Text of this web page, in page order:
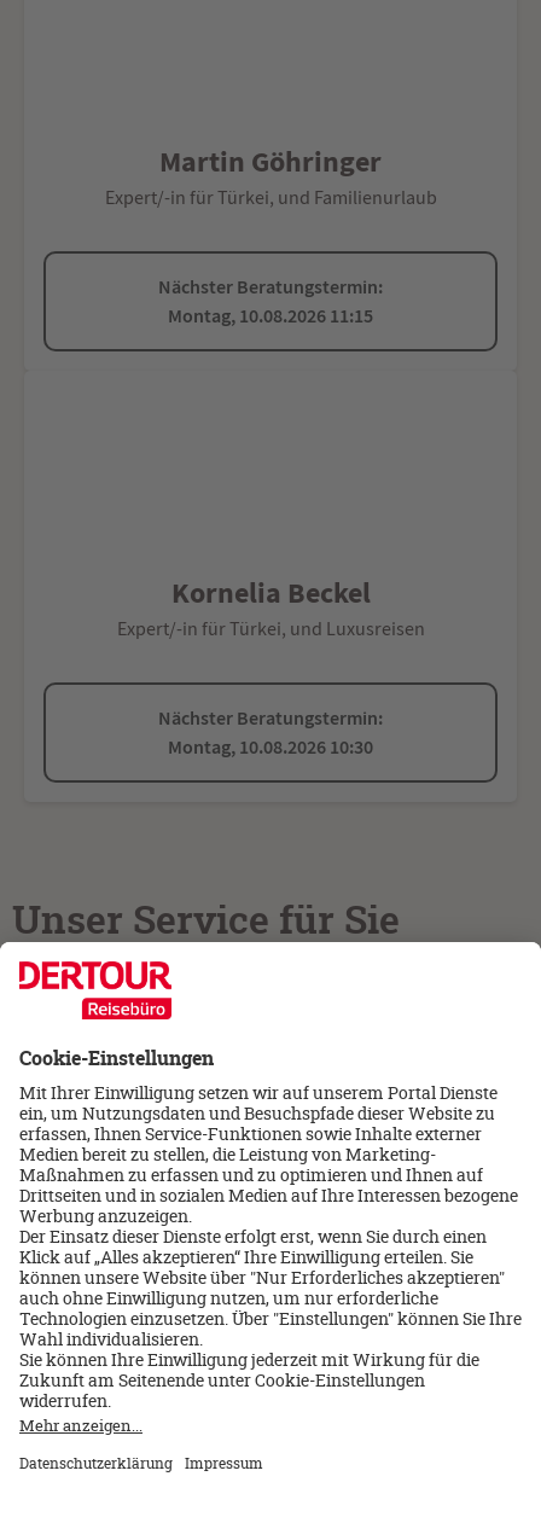
Martin Göhringer
Expert/-in für Türkei, und Familienurlaub
Nächster Beratungstermin:
Montag, 10.08.2026 11:15
Kornelia Beckel
Expert/-in für Türkei, und Luxusreisen
Nächster Beratungstermin:
Montag, 10.08.2026 10:30
Unser Service für Sie
Newsletter
Erhalten Sie regelmäßig aktuelle Reiseangebote, tolle
Specials und attraktive Gewinnspiele.
JETZT ANMELDEN